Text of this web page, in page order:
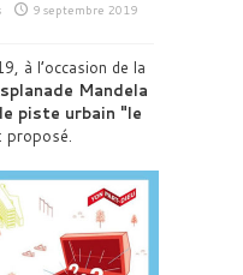
9 septembre 2019
à l’occasion de la
Mandela
piste urbain
le
proposé.